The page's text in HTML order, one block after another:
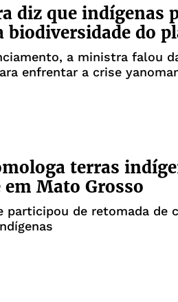
diz que indígenas
biodiversidade do
a ministra falou
enfrentar a crise
terras
em Mato Grosso
participou de retomada de